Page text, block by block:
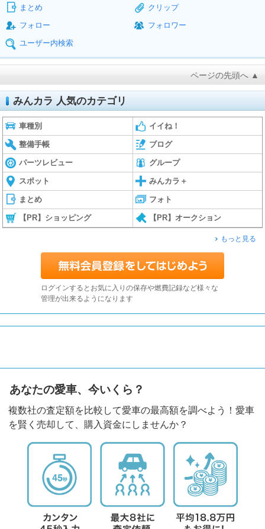
まとめ
クリップ
フォロー
フォロワー
ユーザー内検索
ページの先頭へ ▲
みんカラ 人気のカテゴリ
車種別 イイね！
整備手帳 ブログ
パーツレビュー グループ
スポット みんカラ＋
まとめ フォト
【PR】ショッピング 【PR】オークション
もっと見る
ログインするとお気に入りの保存や燃費記録など様々な
管理が出来るようになります
あなたの愛車、今いくら？
複数社の査定額を比較して愛車の最高額を調べよう！愛車
を賢く売却して、購入資金にしませんか？